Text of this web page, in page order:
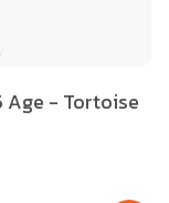
Age - Tortoise